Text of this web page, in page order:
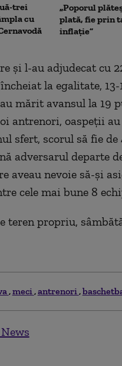
trei
cu
„Poporul
plată, fie prin
inflație”
şi l-au adjudecat cu
încheiat la egalitate, 13-
mărit avansul la 19
antrenori, oaspeții
sfert, scorul să fie de
adversarul departe
aveau nevoie să-și
cele mai bune 8
propriu,
meci antrenori